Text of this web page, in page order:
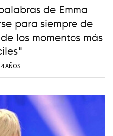
de Emma
para siempre de
los momentos más
AÑOS